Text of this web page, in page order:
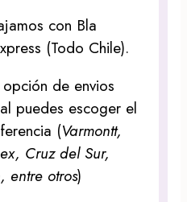
con Bla
(Todo Chile).
de envios
puedes escoger el
(Varmontt,
Cruz del Sur,
entre otros)